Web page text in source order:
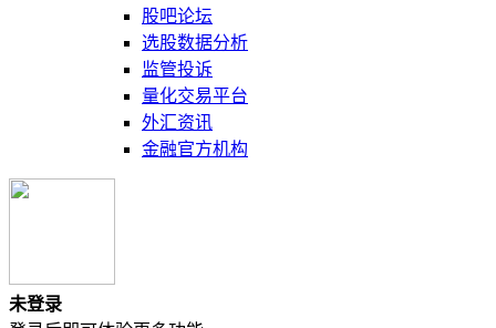
股吧论坛
选股数据分析
监管投诉
量化交易平台
外汇资讯
金融官方机构
未登录